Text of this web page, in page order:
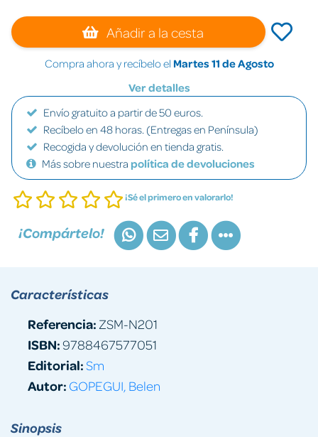
Añadir a la cesta
Compra ahora y recíbelo el Martes 11 de Agosto
Ver detalles
Envío gratuito a partir de 50 euros.
Recíbelo en 48 horas. (Entregas en Península)
Recogida y devolución en tienda gratis.
Más sobre nuestra política de devoluciones
¡Sé el primero en valorarlo!
¡Compártelo!
Sinopsis
Características
Referencia: ZSM-N201
ISBN:9788467577051
Editorial:Sm
Autor: GOPEGUI, Belen